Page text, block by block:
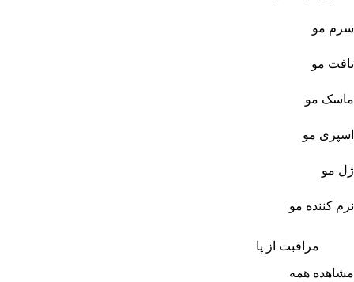
سرم مو
تافت مو
ماسک مو
اسپری مو
ژل مو
نرم کننده مو
مراقبت از پا
مشاهده همه